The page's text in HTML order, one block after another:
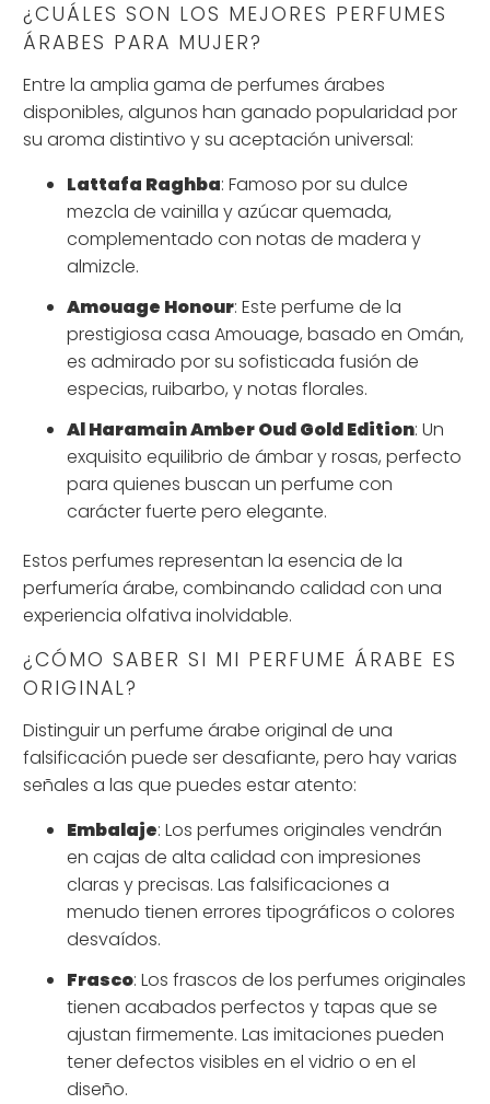
¿CUÁLES SON LOS MEJORES PERFUMES
ÁRABES PARA MUJER?
Entre la amplia gama de perfumes árabes
disponibles, algunos han ganado popularidad por
su aroma distintivo y su aceptación universal:
Lattafa Raghba: Famoso por su dulce
mezcla de vainilla y azúcar quemada,
complementado con notas de madera y
almizcle.
Amouage Honour: Este perfume de la
prestigiosa casa Amouage, basado en Omán,
es admirado por su sofisticada fusión de
especias, ruibarbo, y notas florales.
Al Haramain Amber Oud Gold Edition: Un
exquisito equilibrio de ámbar y rosas, perfecto
para quienes buscan un perfume con
carácter fuerte pero elegante.
Estos perfumes representan la esencia de la
perfumería árabe, combinando calidad con una
experiencia olfativa inolvidable.
¿CÓMO SABER SI MI PERFUME ÁRABE ES
ORIGINAL?
Distinguir un perfume árabe original de una
falsificación puede ser desafiante, pero hay varias
señales a las que puedes estar atento:
Embalaje: Los perfumes originales vendrán
en cajas de alta calidad con impresiones
claras y precisas. Las falsificaciones a
menudo tienen errores tipográficos o colores
desvaídos.
Frasco: Los frascos de los perfumes originales
tienen acabados perfectos y tapas que se
ajustan firmemente. Las imitaciones pueden
tener defectos visibles en el vidrio o en el
diseño.